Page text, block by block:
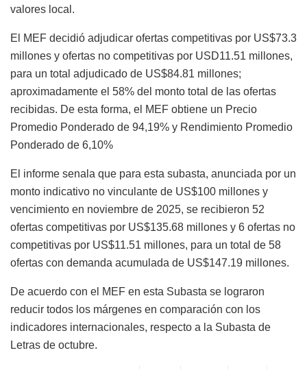
valores local.
El MEF decidió adjudicar ofertas competitivas por US$73.3
millones y ofertas no competitivas por USD11.51 millones,
para un total adjudicado de US$84.81 millones;
aproximadamente el 58% del monto total de las ofertas
recibidas. De esta forma, el MEF obtiene un Precio
Promedio Ponderado de 94,19% y Rendimiento Promedio
Ponderado de 6,10%
El informe senala que para esta subasta, anunciada por un
monto indicativo no vinculante de US$100 millones y
vencimiento en noviembre de 2025, se recibieron 52
ofertas competitivas por US$135.68 millones y 6 ofertas no
competitivas por US$11.51 millones, para un total de 58
ofertas con demanda acumulada de US$147.19 millones.
De acuerdo con el MEF en esta Subasta se lograron
reducir todos los márgenes en comparación con los
indicadores internacionales, respecto a la Subasta de
Letras de octubre.